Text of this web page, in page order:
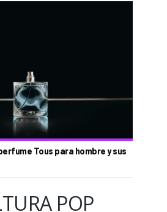
Tous para hombre y sus
POP